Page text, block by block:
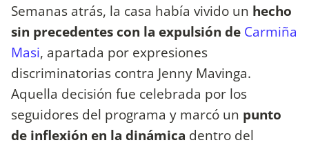
Semanas atrás, la casa había vivido un hecho
sin precedentes con la expulsión de Carmiña
Masi, apartada por expresiones
discriminatorias contra Jenny Mavinga.
Aquella decisión fue celebrada por los
seguidores del programa y marcó un punto
de inflexión en la dinámica dentro del